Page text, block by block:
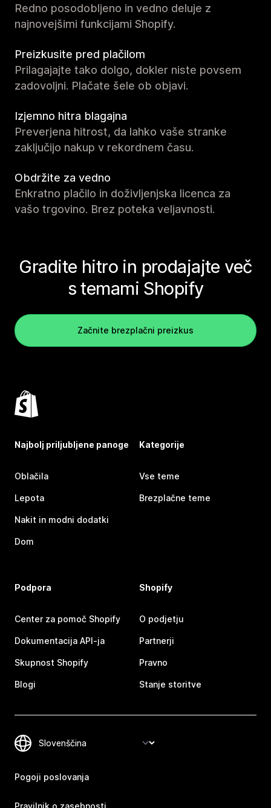
Redno posodobljeno in vedno deluje z
najnovejšimi funkcijami Shopify.
Preizkusite pred plačilom
Prilagajajte tako dolgo, dokler niste povsem
zadovoljni. Plačate šele ob objavi.
Izjemno hitra blagajna
Preverjena hitrost, da lahko vaše stranke
zaključijo nakup v rekordnem času.
Obdržite za vedno
Enkratno plačilo in doživljenjska licenca za
vašo trgovino. Brez poteka veljavnosti.
Gradite hitro in prodajajte več
s temami Shopify
Začnite brezplačni preizkus
Najbolj priljubljene panoge
Oblačila
Lepota
Nakit in modni dodatki
Dom
Kategorije
Vse teme
Brezplačne teme
Podpora
Center za pomoč Shopify
Dokumentacija API-ja
Skupnost Shopify
Blogi
Shopify
O podjetju
Partnerji
Pravno
Stanje storitve
Pogoji poslovanja